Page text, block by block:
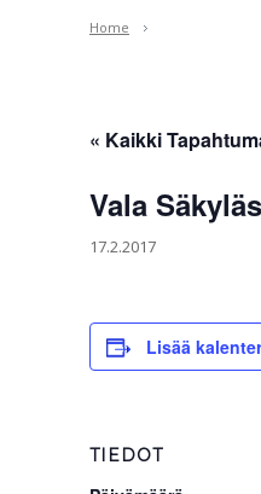
Home
« Kaikki
Vala
17.2.2017
Lisää
TIEDOT